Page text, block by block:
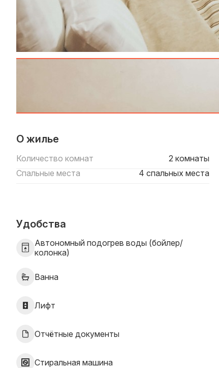
О жилье
Количество комнат
2 комнаты
Спальные места
4 спальных места
Удобства
Автономный подогрев воды (бойлер/
колонка)
Ванна
Лифт
Отчётные документы
Стиральная машина